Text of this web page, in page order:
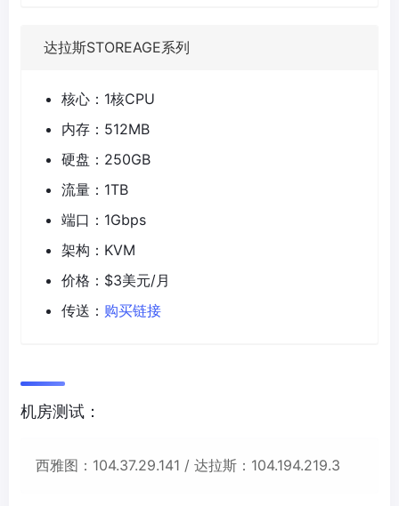
达拉斯STOREAGE系列
核心：1核CPU
内存：512MB
硬盘：250GB
流量：1TB
端口：1Gbps
架构：KVM
价格：$3美元/月
传送： 购买链接
机房测试：
西雅图：104.37.29.141 / 达拉斯：104.194.219.3